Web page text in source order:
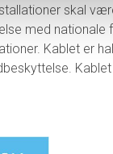
skal
med nationale
Kablet er
Kablet